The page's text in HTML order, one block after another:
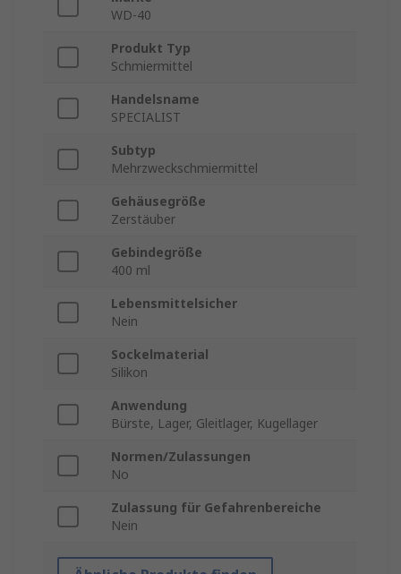
WD-40
Produkt Typ
Schmiermittel
Handelsname
SPECIALIST
Subtyp
Mehrzweckschmiermittel
Gehäusegröße
Zerstäuber
Gebindegröße
400 ml
Lebensmittelsicher
Nein
Sockelmaterial
Silikon
Anwendung
Bürste, Lager, Gleitlager, Kugellager
Normen/Zulassungen
No
Zulassung für Gefahrenbereiche
Nein